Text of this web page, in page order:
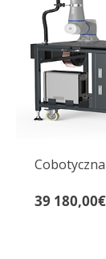
39 180,00€